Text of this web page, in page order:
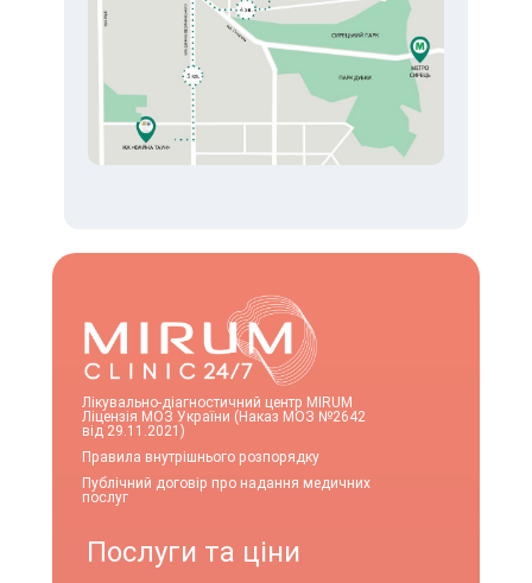
Лікувально-діагностичний центр MIRUM
Ліцензія МОЗ України (Наказ МОЗ №2642
від 29.11.2021)
Правила внутрішнього розпорядку
Публічний договір про надання медичних
послуг
Послуги та ціни